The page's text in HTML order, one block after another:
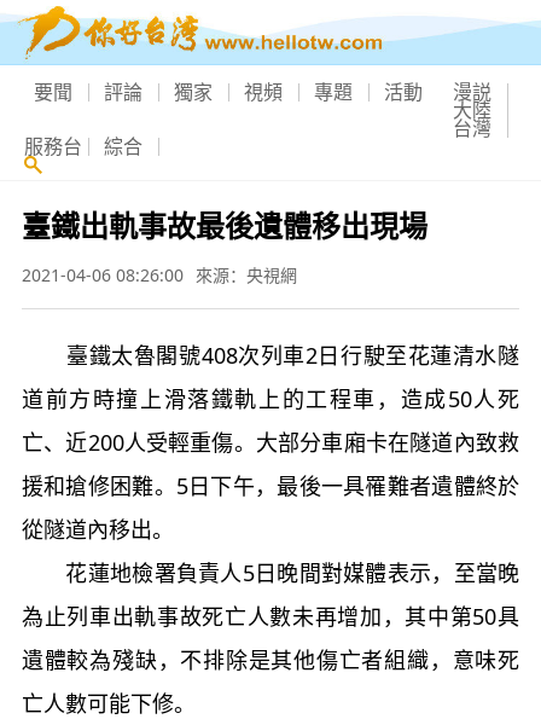
要聞 評論 獨家 視頻 專題 活動 漫説
大陸
台灣
服務台 綜合
臺鐵出軌事故最後遺體移出現場
2021-04-06 08:26:00 來源：央視網
臺鐵太魯閣號408次列車2日行駛至花蓮清水隧
道前方時撞上滑落鐵軌上的工程車，造成50人死
亡、近200人受輕重傷。大部分車廂卡在隧道內致救
援和搶修困難。5日下午，最後一具罹難者遺體終於
從隧道內移出。
花蓮地檢署負責人5日晚間對媒體表示，至當晚
為止列車出軌事故死亡人數未再增加，其中第50具
遺體較為殘缺，不排除是其他傷亡者組織，意味死
亡人數可能下修。